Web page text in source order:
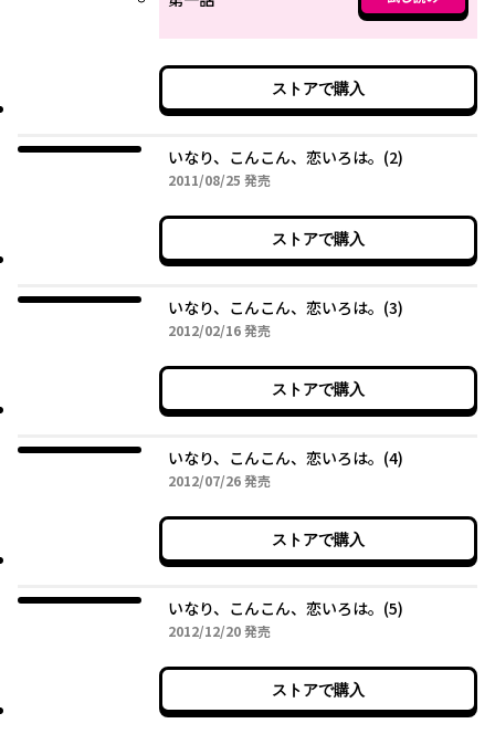
ストアで購入
いなり、こんこん、恋いろは。(2)
2011/08/25 2011年08月25日
発売
ストアで購入
いなり、こんこん、恋いろは。(3)
2012/02/162012年02月16日
発売
ストアで購入
いなり、こんこん、恋いろは。(4)
2012/07/262012年07月26日
発売
ストアで購入
いなり、こんこん、恋いろは。(5)
2012/12/202012年12月20日
発売
ストアで購入